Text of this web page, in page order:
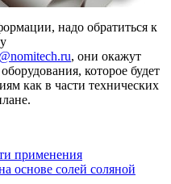
надо обратиться к
, они окажут
которое будет
как в части технических
применения
основе солей соляной